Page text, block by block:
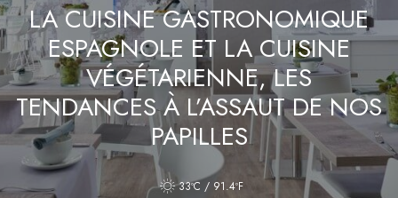
LA CUISINE GASTRONOMIQUE
ESPAGNOLE ET LA CUISINE
VÉGÉTARIENNE, LES
TENDANCES À L’ASSAUT DE NOS
PAPILLES
33ºC / 91.4ºF